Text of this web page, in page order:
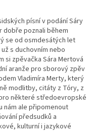
písní v podání Sáry
dobře poznali během
se od osmdesátých let
s duchovním nebo
si zpěvačka Sára Mertová
aranže pro sborový zpěv
Vladimíra Merty, který
modlitby, citáty z Tóry, z
některé středoevropské
nám ale připomenout
předsudků a
kulturní i jazykové